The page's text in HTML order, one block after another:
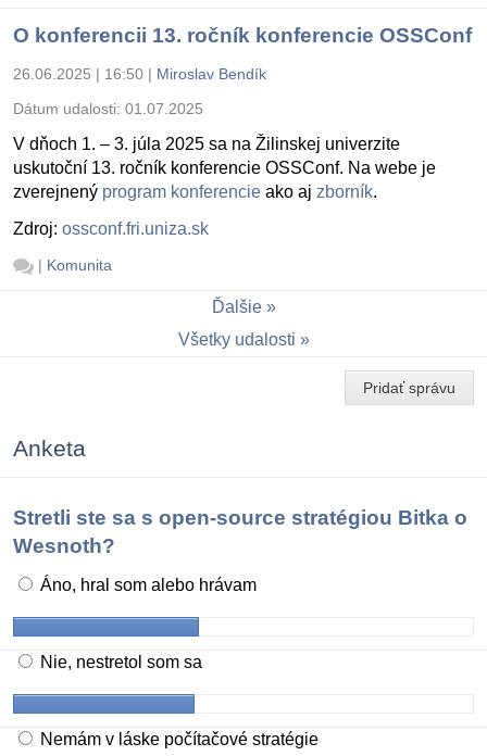
O konferencii 13. ročník konferencie OSSConf
26.06.2025 | 16:50 | Miroslav Bendík
Dátum udalosti: 01.07.2025
V dňoch 1. – 3. júla 2025 sa na Žilinskej univerzite
uskutoční 13. ročník konferencie OSSConf. Na webe je
zverejnený program konferencie ako aj zborník.
Zdroj: ossconf.fri.uniza.sk
| Komunita
Ďalšie
Všetky udalosti
Pridať správu
Anketa
Stretli ste sa s open-source stratégiou Bitka o
Wesnoth?
Áno, hral som alebo hrávam
Nie, nestretol som sa
Nemám v láske počítačové stratégie